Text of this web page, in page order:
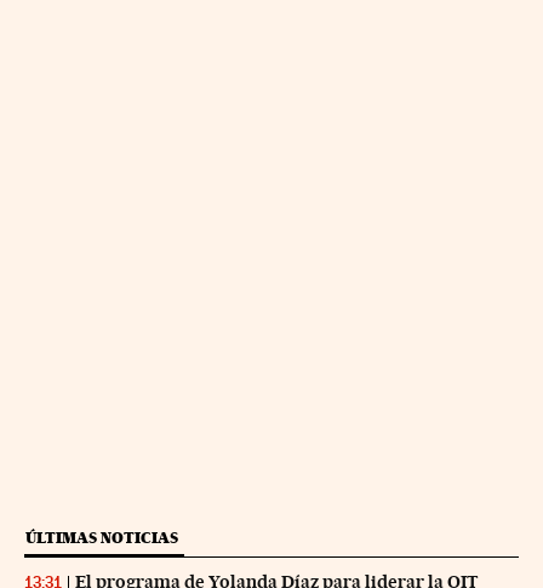
ÚLTIMAS NOTICIAS
13:31
El programa de Yolanda Díaz para liderar la OIT